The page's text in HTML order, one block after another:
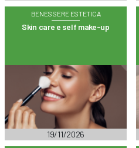
BENESSERE ESTETICA
Skin care e self make-up
19/11/2026